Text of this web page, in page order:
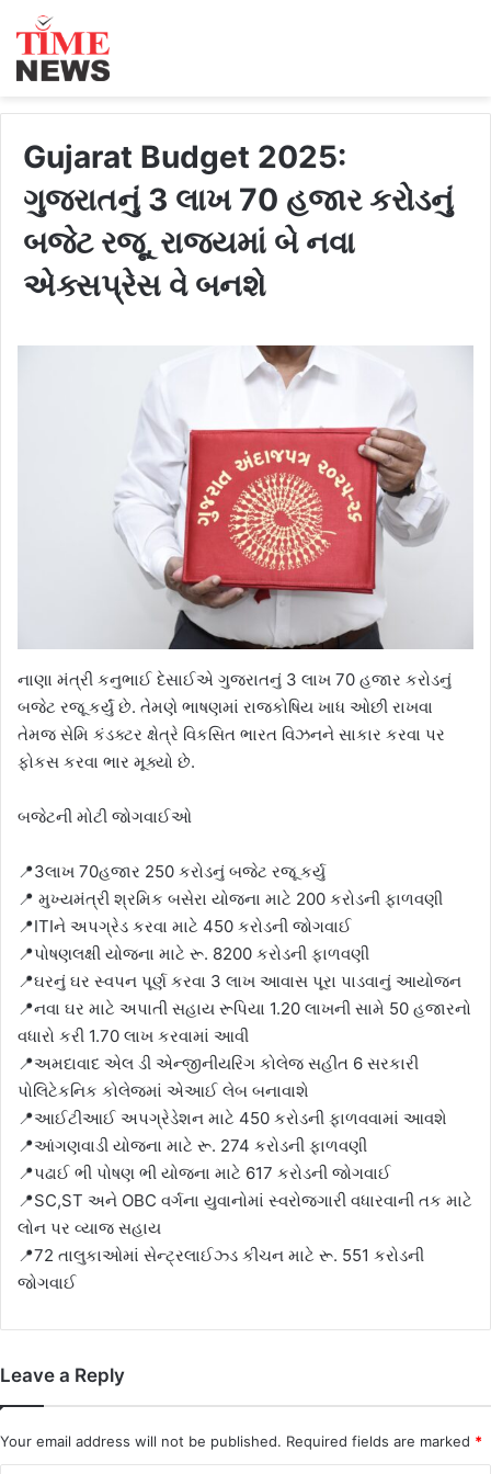
Gujarat Budget 2025:
ગુજરાતનું 3 લાખ 70 હજાર કરોડનું
બજેટ રજૂ, રાજ્યમાં બે નવા
એક્સપ્રેસ વે બનશે
નાણા મંત્રી કનુભાઈ દેસાઈએ ગુજરાતનું 3 લાખ 70 હજાર કરોડનું
બજેટ રજૂ કર્યું છે. તેમણે ભાષણમાં રાજકોષિય ખાધ ઓછી રાખવા
તેમજ સેમિ કંડક્ટર ક્ષેત્રે વિકસિત ભારત વિઝનને સાકાર કરવા પર
ફોકસ કરવા ભાર મૂક્યો છે.
બજેટની મોટી જોગવાઈઓ
📍3લાખ 70હજાર 250 કરોડનું બજેટ રજૂ કર્યુ
📍 મુખ્યમંત્રી શ્રમિક બસેરા યોજના માટે 200 કરોડની ફાળવણી
📍ITIને અપગ્રેડ કરવા માટે 450 કરોડની જોગવાઈ
📍પોષણલક્ષી યોજના માટે રૂ. 8200 કરોડની ફાળવણી
📍ઘરનું ઘર સ્વપન પૂર્ણ કરવા 3 લાખ આવાસ પૂરા પાડવાનું આયોજન
📍નવા ઘર માટે અપાતી સહાય રૂપિયા 1.20 લાખની સામે 50 હજારનો
વધારો કરી 1.70 લાખ કરવામાં આવી
📍અમદાવાદ એલ ડી એન્જીનીયરિંગ કોલેજ સહીત 6 સરકારી
પોલિટેકનિક કોલેજમાં એઆઈ લેબ બનાવાશે
📍આઈટીઆઈ અપગ્રેડેશન માટે 450 કરોડની ફાળવવામાં આવશે
📍આંગણવાડી યોજના માટે રૂ. 274 કરોડની ફાળવણી
📍પઢાઈ ભી પોષણ ભી યોજના માટે 617 કરોડની જોગવાઈ
📍SC,ST અને OBC વર્ગના યુવાનોમાં સ્વરોજગારી વધારવાની તક માટે
લોન પર વ્યાજ સહાય
📍72 તાલુકાઓમાં સેન્ટ્રલાઈઝ્ડ કીચન માટે રૂ. 551 કરોડની
જોગવાઈ
Leave a Reply
Your email address will not be published. Required fields are marked *